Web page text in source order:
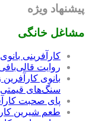
پیشنهاد ویژه
مشاغل خانگی
کارآفرینی
روایت
بانوی
سنگ‌های
پای صحبت
طعم شیرین